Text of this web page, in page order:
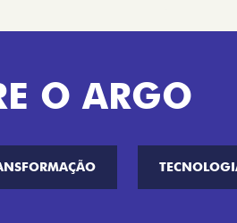
O ARGO